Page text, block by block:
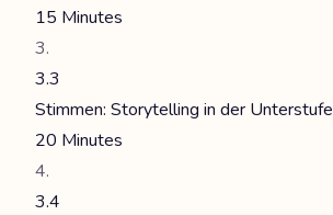
15 Minutes
3.3
Stimmen: Storytelling in der Unterstufe
20 Minutes
3.4